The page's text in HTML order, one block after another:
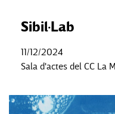
Sibil·Lab
11/12/2024
Sala d'actes del CC La